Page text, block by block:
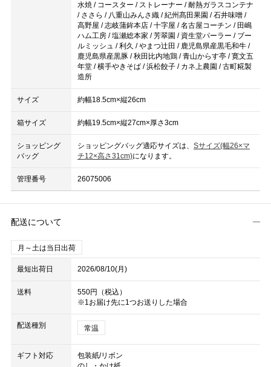
水焼 / コースター / ストレーナー / 耐熱ガラスコンテナ
/ ささら / 八重山みんさ織 / 紀州髙田果園 / 石井味噌 /
高野屋 / 志岐蒲鉾本店 / 十字屋 / 名古屋コーチン / 田嶋
ハム工房 / 塩瀬総本家 / 芳翠園 / 資生堂パーラー / ブー
ルミッシュ / 利久 / やまつ辻田 / 鹿児島県産黒毛和牛 /
鹿児島県産黒豚 / 秋田比内地鶏 / 青山からす亭 / 寛文五
年堂 / 横手やきそば / 浜松餃子 / カネ上農園 / 古町糀製
造所
サイズ 約幅18.5cm×縦26cm
箱サイズ 約幅19.5cm×縦27cm×厚さ3cm
ショッピング
バッグ
ショッピングバッグ適応サイズは、 Sサイズ(幅26×マ
チ12×高さ31cm)になります。
管理番号 26075006
配送について
月～土は当日出荷
最短出荷日 2026/08/10(月)
送料
550円（税込）
※1お届け先に1つお送りした場合
配送種別 常温
ギフト対応
包装紙/リボン